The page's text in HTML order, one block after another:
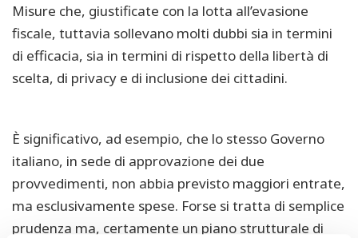
Misure che, giustificate con la lotta all’evasione
fiscale, tuttavia sollevano molti dubbi sia in termini
di efficacia, sia in termini di rispetto della libertà di
scelta, di privacy e di inclusione dei cittadini.
È significativo, ad esempio, che lo stesso Governo
italiano, in sede di approvazione dei due
provvedimenti, non abbia previsto maggiori entrate,
ma esclusivamente spese. Forse si tratta di semplice
prudenza ma, certamente un piano strutturale di